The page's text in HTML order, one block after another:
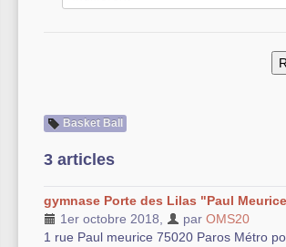
Basket Ball
3 articles
gymnase Porte des Lilas "Paul
1er octobre 2018
par OMS20
1 rue Paul meurice 75020 Paros Métro